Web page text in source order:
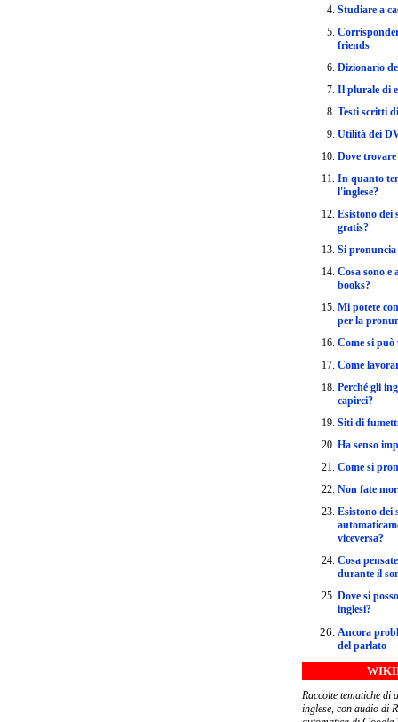
Studiare a
friends
Dizionario
Il plurale di
Testi scritti
Utilità dei
Dove
In quanto
l'inglese?
Esistono dei
gratis?
Si
Cosa sono e
books?
Mi potete
per la
Come si può
Come
Perché gli
capirci?
Siti di
Ha senso
Come si
Non fate
Esistono dei
viceversa?
Cosa
durante il
Dove si
inglesi?
Ancora
del parlato
Raccolte tematiche di
inglese, con audio di ReadSpeaker e traduzione